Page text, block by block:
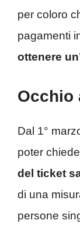
per coloro
pagamenti
ottenere
Occhio
Dal 1°
poter
del ticket
di una
persone